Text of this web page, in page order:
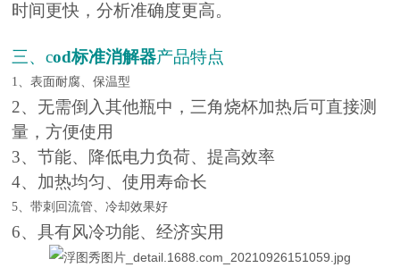
时间更快，分析准确度更高。
三、cod标准消解器产品特点
1、表面耐腐、保温型
2、无需倒入其他瓶中，三角烧杯加热后可直接测
量，方便使用
3、节能、降低电力负荷、提高效率
4、加热均匀、使用寿命长
5、带刺回流管、冷却效果好
6、具有风冷功能、经济实用